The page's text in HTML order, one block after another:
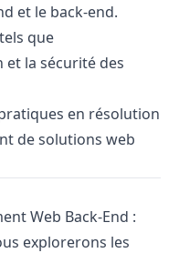
et le back-end.
que
la sécurité des
en résolution
de solutions web
Web Back-End :
explorerons les